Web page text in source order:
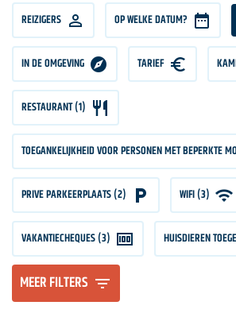
REIZIGERS
REIZIGERS OP WELKE DATUM?
IN DE OMGEVING TARIEF
TARIEF
RESTAURANT (1)
TOEGANKELIJKHEID VOOR PERSONEN MET BEPERKTE
PRIVE PARKEERPLAATS (2) WIFI (3)
VAKANTIECHEQUES (3) HUISDIEREN
MEER FILTERS